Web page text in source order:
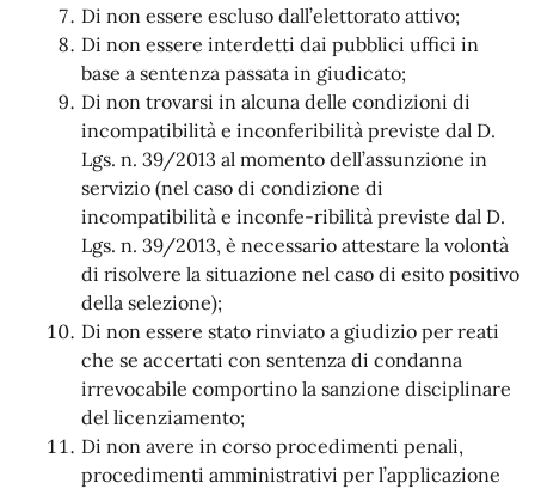
Di non essere escluso dall’elettorato attivo;
Di non essere interdetti dai pubblici uffici in
base a sentenza passata in giudicato;
Di non trovarsi in alcuna delle condizioni di
incompatibilità e inconferibilità previste dal D.
Lgs. n. 39/2013 al momento dell’assunzione in
servizio (nel caso di condizione di
incompatibilità e inconfe-ribilità previste dal D.
Lgs. n. 39/2013, è necessario attestare la volontà
di risolvere la situazione nel caso di esito positivo
della selezione);
Di non essere stato rinviato a giudizio per reati
che se accertati con sentenza di condanna
irrevocabile comportino la sanzione disciplinare
del licenziamento;
Di non avere in corso procedimenti penali,
procedimenti amministrativi per l’applicazione